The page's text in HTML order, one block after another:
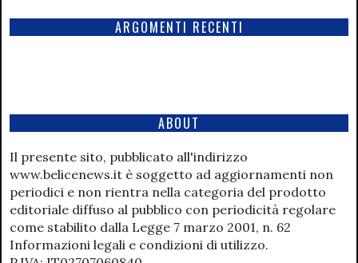
ARGOMENTI RECENTI
ABOUT
Il presente sito, pubblicato all'indirizzo
www.belicenews.it è soggetto ad aggiornamenti non
periodici e non rientra nella categoria del prodotto
editoriale diffuso al pubblico con periodicità regolare
come stabilito dalla Legge 7 marzo 2001, n. 62
Informazioni legali e condizioni di utilizzo.